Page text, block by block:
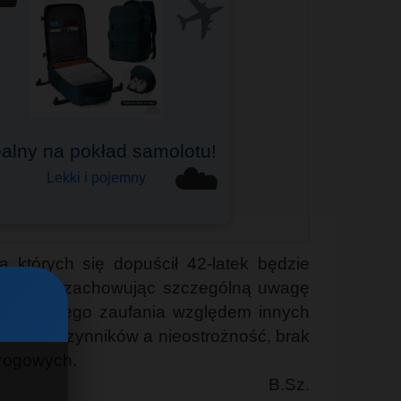
☁️
Bagaż podręczny
Do Ryanair, Wizzair i innych
których się dopuścił 42-latek będzie
oraz zachowując szczególną uwagę
zaufania względem innych
wielu czynników a nieostrożność, brak
B.Sz.